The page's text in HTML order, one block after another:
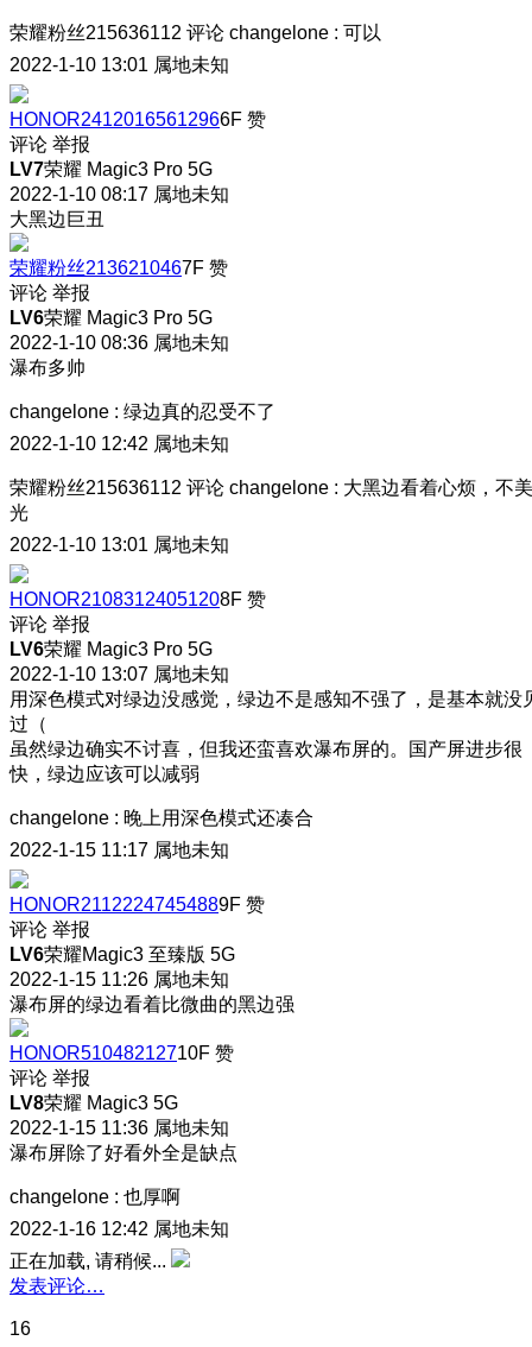
荣耀粉丝215636112 评论 changelone : 可以
2022-1-10 13:01 属地未知
HONOR24120165612966F 赞
评论 举报
LV7荣耀 Magic3 Pro 5G
2022-1-10 08:17 属地未知
大黑边巨丑
荣耀粉丝2136210467F 赞
评论 举报
LV6荣耀 Magic3 Pro 5G
2022-1-10 08:36 属地未知
瀑布多帅
changelone : 绿边真的忍受不了
2022-1-10 12:42 属地未知
荣耀粉丝215636112 评论 changelone : 大黑边看着心烦，不美
光
2022-1-10 13:01 属地未知
HONOR21083124051208F 赞
评论 举报
LV6荣耀 Magic3 Pro 5G
2022-1-10 13:07 属地未知
用深色模式对绿边没感觉，绿边不是感知不强了，是基本就没
过（
虽然绿边确实不讨喜，但我还蛮喜欢瀑布屏的。国产屏进步很
快，绿边应该可以减弱
changelone : 晚上用深色模式还凑合
2022-1-15 11:17 属地未知
HONOR21122247454889F 赞
评论 举报
LV6荣耀Magic3 至臻版 5G
2022-1-15 11:26 属地未知
瀑布屏的绿边看着比微曲的黑边强
HONOR51048212710F 赞
评论 举报
LV8荣耀 Magic3 5G
2022-1-15 11:36 属地未知
瀑布屏除了好看外全是缺点
changelone : 也厚啊
2022-1-16 12:42 属地未知
正在加载, 请稍候...
发表评论…
16